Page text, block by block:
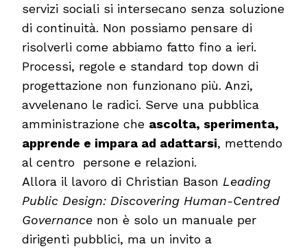
servizi sociali si intersecano senza soluzione
di continuità. Non possiamo pensare di
risolverli come abbiamo fatto fino a ieri.
Processi, regole e standard top down di
progettazione non funzionano più. Anzi,
avvelenano le radici. Serve una pubblica
amministrazione che ascolta, sperimenta,
apprende e impara ad adattarsi, mettendo
al centro persone e relazioni.
Allora il lavoro di Christian Bason Leading
Public Design: Discovering Human-Centred
Governance non è solo un manuale per
dirigenti pubblici, ma un invito a